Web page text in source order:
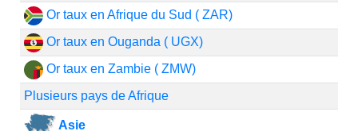
Or taux en Afrique du Sud ( ZAR)
Or taux en Ouganda ( UGX)
Or taux en Zambie ( ZMW)
Plusieurs pays de Afrique
Asie